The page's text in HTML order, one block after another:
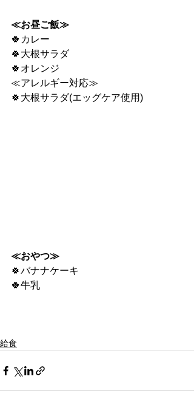
≪お昼ご飯≫
🍀カレー
🍀大根サラダ
🍀オレンジ
≪アレルギー対応≫
🍀大根サラダ(エッグケア使用)
≪おやつ≫
🍀バナナケーキ
🍀牛乳
給食